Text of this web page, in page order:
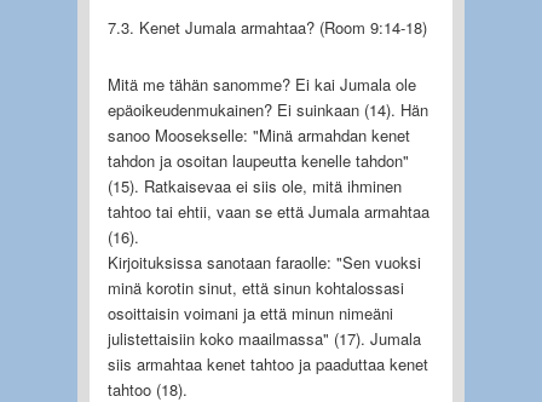
7.3. Kenet Jumala armahtaa? (Room 9:14-18)
Mitä me tähän sanomme? Ei kai Jumala ole
epäoikeudenmukainen? Ei suinkaan (14). Hän
sanoo Moosekselle: "Minä armahdan kenet
tahdon ja osoitan laupeutta kenelle tahdon"
(15). Ratkaisevaa ei siis ole, mitä ihminen
tahtoo tai ehtii, vaan se että Jumala armahtaa
(16).
Kirjoituksissa sanotaan faraolle: "Sen vuoksi
minä korotin sinut, että sinun kohtalossasi
osoittaisin voimani ja että minun nimeäni
julistettaisiin koko maailmassa" (17). Jumala
siis armahtaa kenet tahtoo ja paaduttaa kenet
tahtoo (18).